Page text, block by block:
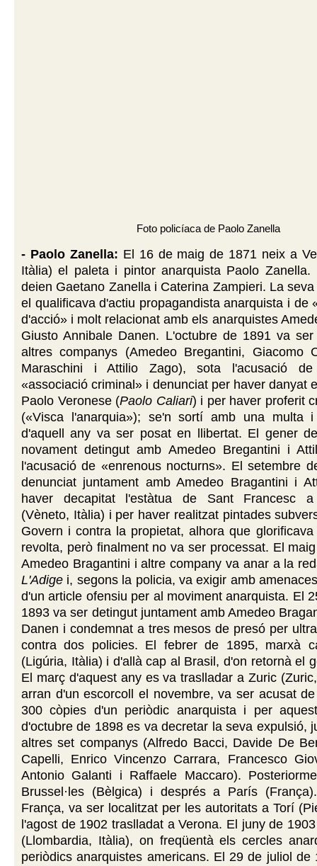
Foto policíaca de Paolo Zanella
- Paolo Zanella: El 16 de maig de 1871 neix a
Itàlia) el paleta i pintor anarquista Paolo Zanella.
deien Gaetano Zanella i Caterina Zampieri. La
el qualificava d'actiu propagandista anarquista i de
d'acció» i molt relacionat amb els anarquistes
Giusto Annibale Danen. L'octubre de 1891 va
altres companys (Amedeo Bregantini, Giacomo
Maraschini i Attilio Zago), sota l'acusació
«associació criminal» i denunciat per haver danyat
Paolo Veronese (Paolo Caliari) i per haver proferit
(«Visca l'anarquia»); se'n sortí amb una multa
d'aquell any va ser posat en llibertat. El gener
novament detingut amb Amedeo Bregantini i
l'acusació de «enrenous nocturns». El setembre
denunciat juntament amb Amedeo Bragantini i
haver decapitat l'estàtua de Sant Francesc a
(Vèneto, Itàlia) i per haver realitzat pintades
Govern i contra la propietat, alhora que
revolta, però finalment no va ser processat. El
Amedeo Bragantini i altre company va anar a la
L'Adige i, segons la policia, va exigir amb
d'un article ofensiu per al moviment anarquista. El
1893 va ser detingut juntament amb Amedeo
Danen i condemnat a tres mesos de presó per
contra dos policies. El febrer de 1895, marxà
(Ligúria, Itàlia) i d'allà cap al Brasil, d'on retornà el
El març d'aquest any es va traslladar a Zuric
arran d'un escorcoll el novembre, va ser acusat
300 còpies d'un periòdic anarquista i per
d'octubre de 1898 es va decretar la seva expulsió,
altres set companys (Alfredo Bacci, Davide De
Capelli, Enrico Vincenzo Carrara, Francesco
Antonio Galanti i Raffaele Maccaro).
Brussel·les (Bèlgica) i després a París
França, va ser localitzat per les autoritats a Torí
l'agost de 1902 traslladat a Verona. El juny de
(Llombardia, Itàlia), on freqüentà els cercles
periòdics anarquistes americans. El 29 de juliol de